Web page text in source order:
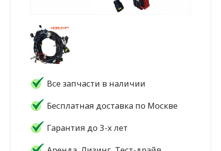
Все запчасти в наличии
Бесплатная доставка по Москве
Гарантия до 3-х лет